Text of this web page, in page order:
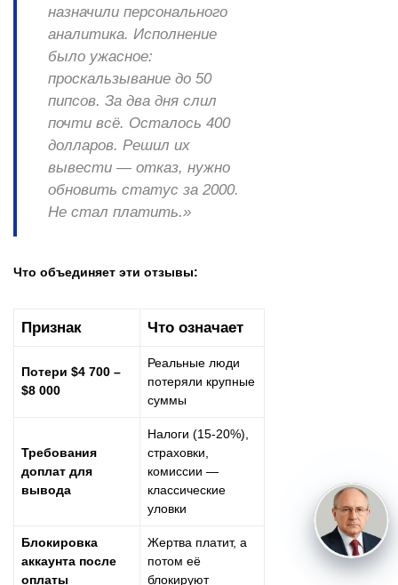
назначили персонального
аналитика. Исполнение
было ужасное:
проскальзывание до 50
пипсов. За два дня слил
почти всё. Осталось 400
долларов. Решил их
вывести — отказ, нужно
обновить статус за 2000.
Не стал платить.»
Что объединяет эти отзывы:
Признак Что означает
Потери $4 700 –
$8 000
Реальные люди
потеряли крупные
суммы
Требования
доплат для
вывода
Налоги (15-20%),
страховки,
комиссии —
классические
уловки
Блокировка
аккаунта после
оплаты
Жертва платит, а
потом её
блокируют